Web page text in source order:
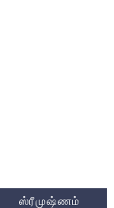
ஸ்ரீமுஷ்ணம்